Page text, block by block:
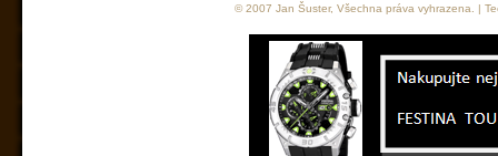
© 2007 Jan Šuster, Všechna práva vyhrazena. |